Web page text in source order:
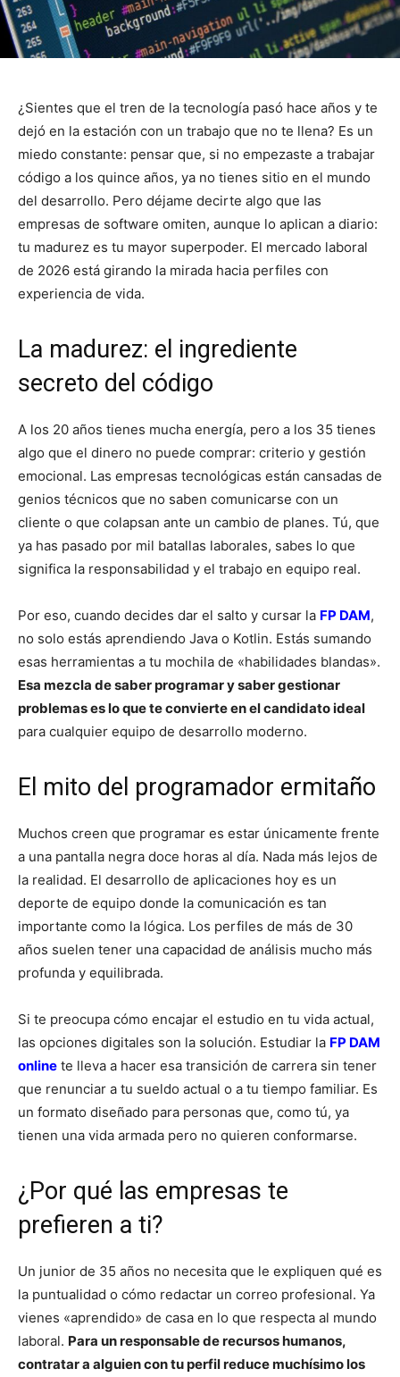
¿Sientes que el tren de la tecnología pasó hace años y te
dejó en la estación con un trabajo que no te llena? Es un
miedo constante: pensar que, si no empezaste a trabajar
código a los quince años, ya no tienes sitio en el mundo
del desarrollo. Pero déjame decirte algo que las
empresas de software omiten, aunque lo aplican a diario:
tu madurez es tu mayor superpoder. El mercado laboral
de 2026 está girando la mirada hacia perfiles con
experiencia de vida.
La madurez: el ingrediente
secreto del código
A los 20 años tienes mucha energía, pero a los 35 tienes
algo que el dinero no puede comprar: criterio y gestión
emocional. Las empresas tecnológicas están cansadas de
genios técnicos que no saben comunicarse con un
cliente o que colapsan ante un cambio de planes. Tú, que
ya has pasado por mil batallas laborales, sabes lo que
significa la responsabilidad y el trabajo en equipo real.
Por eso, cuando decides dar el salto y cursar la FP DAM,
no solo estás aprendiendo Java o Kotlin. Estás sumando
esas herramientas a tu mochila de «habilidades blandas».
Esa mezcla de saber programar y saber gestionar
problemas es lo que te convierte en el candidato ideal
para cualquier equipo de desarrollo moderno.
El mito del programador ermitaño
Muchos creen que programar es estar únicamente frente
a una pantalla negra doce horas al día. Nada más lejos de
la realidad. El desarrollo de aplicaciones hoy es un
deporte de equipo donde la comunicación es tan
importante como la lógica. Los perfiles de más de 30
años suelen tener una capacidad de análisis mucho más
profunda y equilibrada.
Si te preocupa cómo encajar el estudio en tu vida actual,
las opciones digitales son la solución. Estudiar la FP DAM
online te lleva a hacer esa transición de carrera sin tener
que renunciar a tu sueldo actual o a tu tiempo familiar. Es
un formato diseñado para personas que, como tú, ya
tienen una vida armada pero no quieren conformarse.
¿Por qué las empresas te
prefieren a ti?
Un junior de 35 años no necesita que le expliquen qué es
la puntualidad o cómo redactar un correo profesional. Ya
vienes «aprendido» de casa en lo que respecta al mundo
laboral. Para un responsable de recursos humanos,
contratar a alguien con tu perfil reduce muchísimo los